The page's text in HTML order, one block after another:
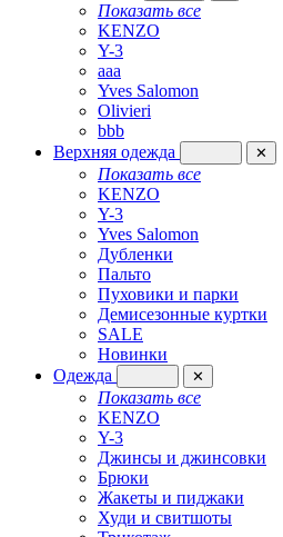
Показать все
KENZO
Y-3
aaa
Yves Salomon
Olivieri
bbb
Верхняя одежда
✕
Показать все
KENZO
Y-3
Yves Salomon
Дубленки
Пальто
Пуховики и парки
Демисезонные куртки
SALE
Новинки
Одежда
✕
Показать все
KENZO
Y-3
Джинсы и джинсовки
Брюки
Жакеты и пиджаки
Худи и свитшоты